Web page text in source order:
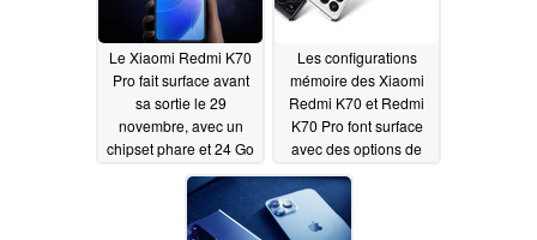
Le Xiaomi Redmi K70
Pro fait surface avant
sa sortie le 29
novembre, avec un
chipset phare et 24 Go
11/27/2023
Les configurations
mémoire des Xiaomi
Redmi K70 et Redmi
K70 Pro font surface
avec des options de
11/27/2023